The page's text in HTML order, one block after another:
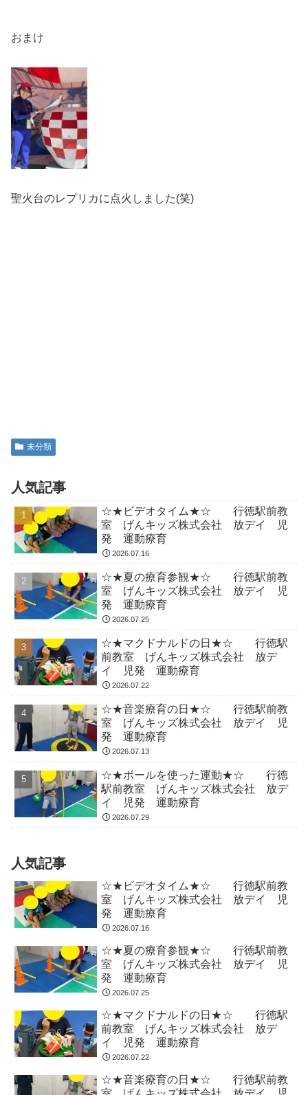
おまけ
聖火台のレプリカに点火しました(笑)
未分類
人気記事
☆★ビデオタイム★☆ 行徳駅前教
室 げんキッズ株式会社 放デイ 児
発 運動療育
2026.07.16
☆★夏の療育参観★☆ 行徳駅前教
室 げんキッズ株式会社 放デイ 児
発 運動療育
2026.07.25
☆★マクドナルドの日★☆ 行徳駅
前教室 げんキッズ株式会社 放デ
イ 児発 運動療育
2026.07.22
☆★音楽療育の日★☆ 行徳駅前教
室 げんキッズ株式会社 放デイ 児
発 運動療育
2026.07.13
☆★ボールを使った運動★☆ 行徳
駅前教室 げんキッズ株式会社 放デ
イ 児発 運動療育
2026.07.29
人気記事
☆★ビデオタイム★☆ 行徳駅前教
室 げんキッズ株式会社 放デイ 児
発 運動療育
2026.07.16
☆★夏の療育参観★☆ 行徳駅前教
室 げんキッズ株式会社 放デイ 児
発 運動療育
2026.07.25
☆★マクドナルドの日★☆ 行徳駅
前教室 げんキッズ株式会社 放デ
イ 児発 運動療育
2026.07.22
☆★音楽療育の日★☆ 行徳駅前教